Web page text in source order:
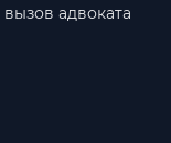
адвоката